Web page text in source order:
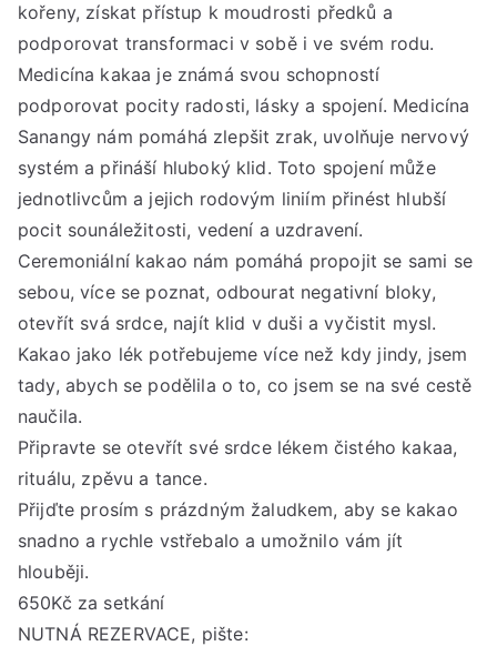
kořeny, získat přístup k moudrosti předků a
podporovat transformaci v sobě i ve svém rodu.
Medicína kakaa je známá svou schopností
podporovat pocity radosti, lásky a spojení. Medicína
Sanangy nám pomáhá zlepšit zrak, uvolňuje nervový
systém a přináší hluboký klid. Toto spojení může
jednotlivcům a jejich rodovým liniím přinést hlubší
pocit sounáležitosti, vedení a uzdravení.
Ceremoniální kakao nám pomáhá propojit se sami se
sebou, více se poznat, odbourat negativní bloky,
otevřít svá srdce, najít klid v duši a vyčistit mysl.
Kakao jako lék potřebujeme více než kdy jindy, jsem
tady, abych se podělila o to, co jsem se na své cestě
naučila.
Připravte se otevřít své srdce lékem čistého kakaa,
rituálu, zpěvu a tance.
Přijďte prosím s prázdným žaludkem, aby se kakao
snadno a rychle vstřebalo a umožnilo vám jít
hlouběji.
650Kč za setkání
NUTNÁ REZERVACE, pište: